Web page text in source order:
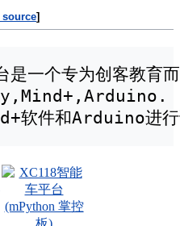
]
一个专为创客教育而
件和Arduino进行